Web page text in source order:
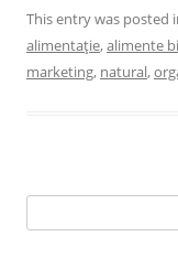
This entry was posted
alimentaţie,alimente
marketing, natural,
for: